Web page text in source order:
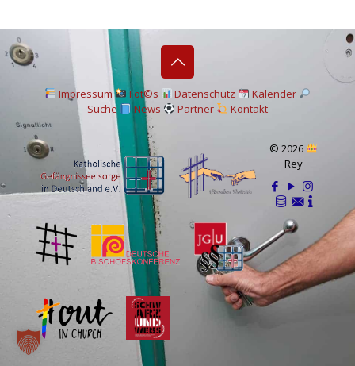
Impressum Fot©s Datenschutz
Kalender
Suche
News Partner Kontakt
© 2026
Rey